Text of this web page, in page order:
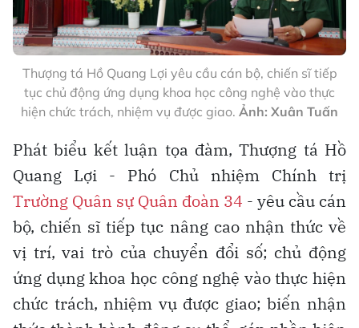
Thượng tá Hồ Quang Lợi yêu cầu cán bộ, chiến sĩ tiếp
tục chủ động ứng dụng khoa học công nghệ vào thực
hiện chức trách, nhiệm vụ được giao. Ảnh: Xuân Tuấn
Phát biểu kết luận tọa đàm, Thượng tá Hồ
Quang Lợi - Phó Chủ nhiệm Chính trị
Trường Quân sự Quân đoàn 34 - yêu cầu cán
bộ, chiến sĩ tiếp tục nâng cao nhận thức về
vị trí, vai trò của chuyển đổi số; chủ động
ứng dụng khoa học công nghệ vào thực hiện
chức trách, nhiệm vụ được giao; biến nhận